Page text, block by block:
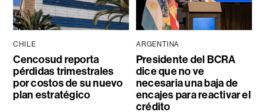
CHILE
Cencosud reporta
pérdidas trimestrales
por costos de su nuevo
plan estratégico
ARGENTINA
Presidente del BCRA
dice que no ve
necesaria una baja de
encajes para reactivar el
crédito